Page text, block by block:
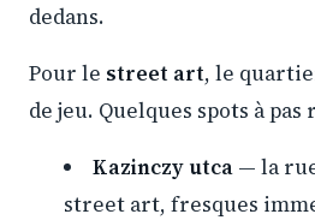
dedans.
Pour le street art, le
de jeu. Quelques spots à pas
Kazinczy utca — la
street art, fresques